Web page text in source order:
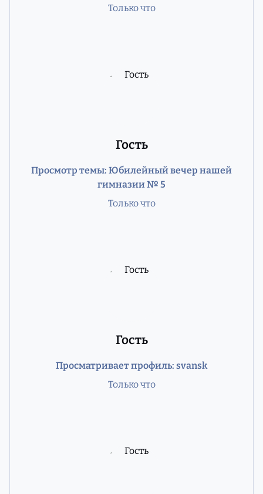
Только что
Гость
Просмотр темы: Юбилейный вечер нашей
гимназии № 5
Только что
Гость
Просматривает профиль: svansk
Только что